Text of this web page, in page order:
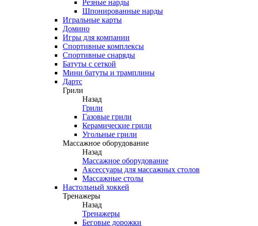
Резные нарды
Шпонированные нарды
Игральные карты
Домино
Игры для компании
Спортивные комплексы
Спортивные снаряды
Батуты с сеткой
Мини батуты и трамплины
Дартс
Грили
Назад
Грили
Газовые грили
Керамические грили
Угольные грили
Массажное оборудование
Назад
Массажное оборудование
Аксессуары для массажных столов
Массажные столы
Настольный хоккей
Тренажеры
Назад
Тренажеры
Беговые дорожки